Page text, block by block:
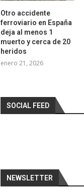
Otro accidente
ferroviario en España
deja al menos 1
muerto y cerca de 20
heridos
enero 21, 2026
SOCIAL FEED
NEWSLETTER